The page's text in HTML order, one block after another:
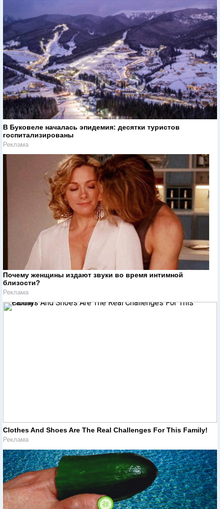
В Буковеле началась эпидемия: десятки туристов
госпитализированы
Реклама
Почему женщины издают звуки во время интимной
близости?
Реклама
Clothes And Shoes Are The Real Challenges For This Family!
Реклама